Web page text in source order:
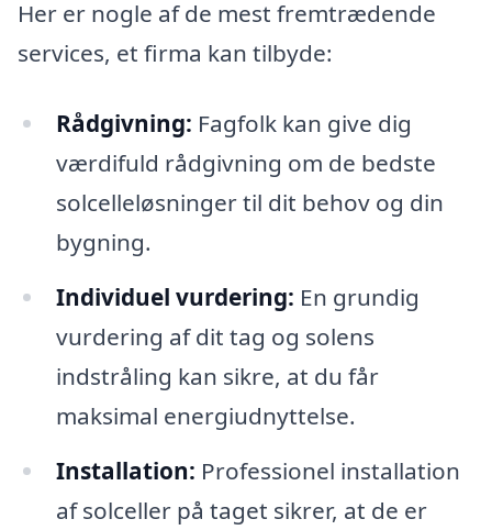
Her er nogle af de mest fremtrædende
services, et firma kan tilbyde:
Rådgivning: Fagfolk kan give dig
værdifuld rådgivning om de bedste
solcelleløsninger til dit behov og din
bygning.
Individuel vurdering: En grundig
vurdering af dit tag og solens
indstråling kan sikre, at du får
maksimal energiudnyttelse.
Installation: Professionel installation
af solceller på taget sikrer, at de er